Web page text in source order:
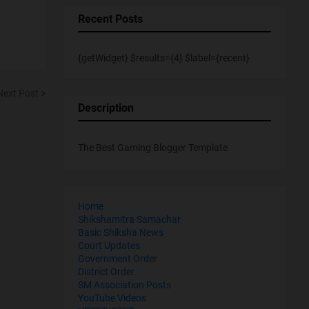
Recent Posts
{getWidget} $results={4} $label={recent}
Description
The Best Gaming Blogger Template
Home
Shikshamitra Samachar
Basic Shiksha News
Court Updates
Government Order
District Order
SM Association Posts
YouTube Videos